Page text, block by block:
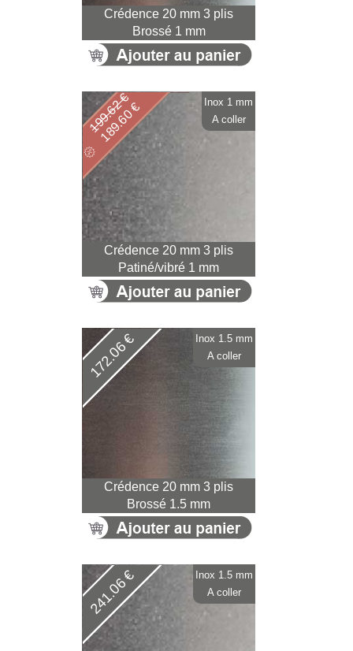
Crédence 20 mm 3 plis
Brossé 1 mm
Crédence 20 mm 3 plis
Patiné/vibré 1 mm
189.60 €
199.62 €
Inox 1 mm
A coller
Crédence 20 mm 3 plis
Brossé 1.5 mm
172.06 €
Inox 1.5 mm
A coller
241.06 €
Inox 1.5 mm
A coller